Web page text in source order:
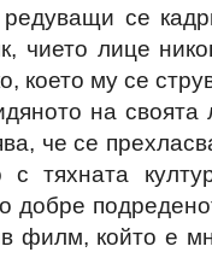
редуващи се
чието лице
което му се
на
че се
тяхната
добре
филм, който е